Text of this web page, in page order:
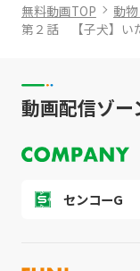
無料動画TOP
動
第２話 【子犬】い
動画配信ゾー
センコーG